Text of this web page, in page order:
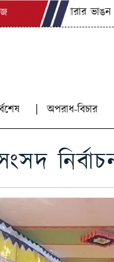
কুশিয়ারার ভাঙন
অপরাধ-বিচার